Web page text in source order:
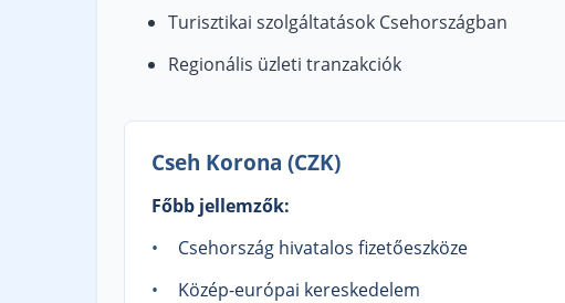
Turisztikai szolgáltatások Csehországban
Regionális üzleti tranzakciók
Cseh Korona (CZK)
Főbb jellemzők:
Csehország hivatalos fizetőeszköze
Közép-európai kereskedelem